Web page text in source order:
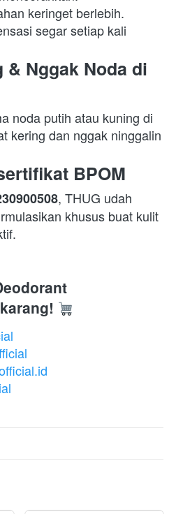
segar setiap kali
& Nggak Noda di
noda putih atau kuning di
kering dan nggak ninggalin
BPOM
, THUG udah
khusus buat kulit